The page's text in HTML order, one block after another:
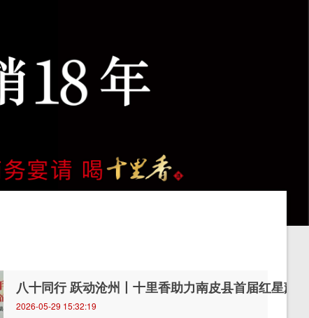
八十同行 跃动沧州丨十里香助力南皮县首届红星薰
2026-05-29 15:32:19